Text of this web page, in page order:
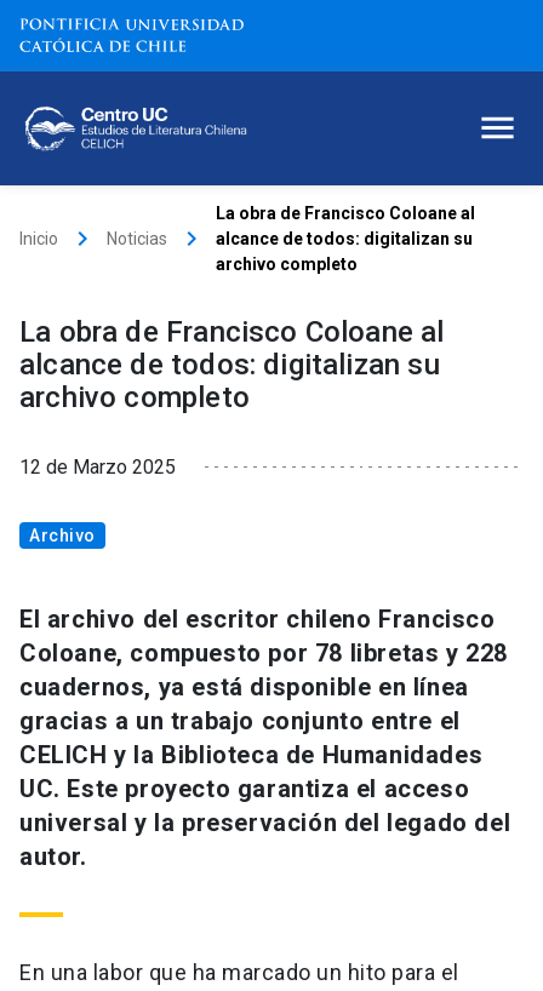
Inicio keyboard_arrow_right Noticias keyboard_arrow_right
La obra de Francisco Coloane al
alcance de todos: digitalizan su
archivo completo
La obra de Francisco Coloane al
alcance de todos: digitalizan su
archivo completo
12 de Marzo 2025
Archivo
El archivo del escritor chileno Francisco
Coloane, compuesto por 78 libretas y 228
cuadernos, ya está disponible en línea
gracias a un trabajo conjunto entre el
CELICH y la Biblioteca de Humanidades
UC. Este proyecto garantiza el acceso
universal y la preservación del legado del
autor.
En una labor que ha marcado un hito para el